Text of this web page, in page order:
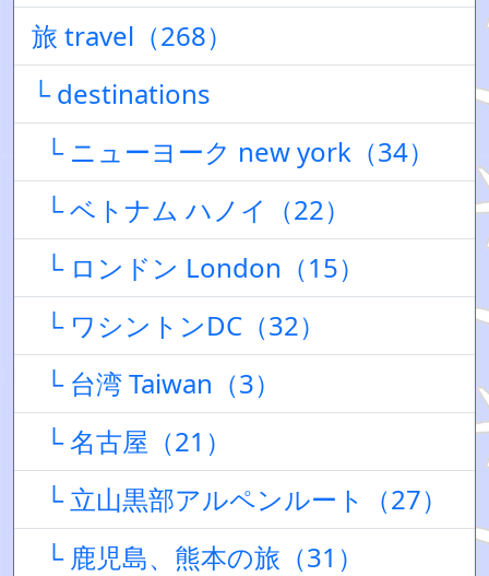
旅 travel（268）
└ destinations
└ ニューヨーク new york（34）
└ ベトナム ハノイ（22）
└ ロンドン London（15）
└ ワシントンDC（32）
└ 台湾 Taiwan（3）
└ 名古屋（21）
└ 立山黒部アルペンルート（27）
└ 鹿児島、熊本の旅（31）